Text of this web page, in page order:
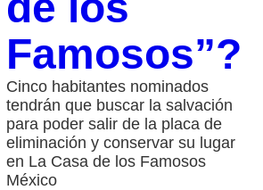
Famosos”?
Cinco habitantes nominados
tendrán que buscar la salvación
para poder salir de la placa de
eliminación y conservar su lugar
en La Casa de los Famosos
México